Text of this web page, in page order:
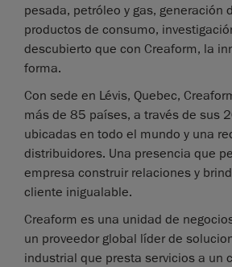
pesada, petróleo y gas, generación
productos de consumo,
descubierto que con Creaform, la
forma.
Con sede en Lévis, Quebec,
más de 85 países, a través de sus
ubicadas en todo el mundo y una
distribuidores. Una presencia que
empresa construir relaciones y
cliente inigualable.
Creaform es una unidad de
un proveedor global líder de
industrial que presta servicios a un